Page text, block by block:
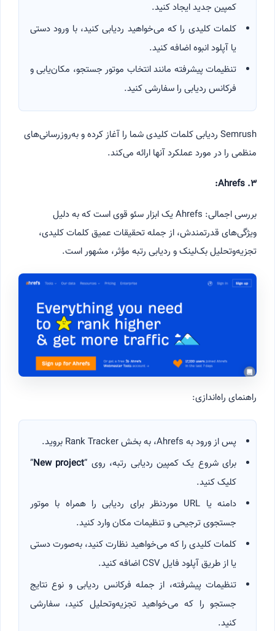
کمپین جدید ایجاد کنید.
کلمات کلیدی را که می‌خواهید ردیابی کنید، با ورود دستی
یا آپلود انبوه اضافه کنید.
تنظیمات پیشرفته مانند انتخاب موتور جستجو، مکان‌یابی و
فرکانس ردیابی را سفارشی کنید.
Semrush ردیابی کلمات کلیدی شما را آغاز کرده و به‌روزرسانی‌های
منظمی را در مورد عملکرد آنها ارائه می‌کند.
۳. Ahrefs:
بررسی اجمالی: Ahrefs یک ابزار سئو قوی است که به دلیل
ویژگی‌های قدرتمندش، از جمله تحقیقات عمیق کلمات کلیدی،
تجزیه‌وتحلیل بک‌لینک و ردیابی رتبه مؤثر، مشهور است.
راهنمای راه‌اندازی:
پس از ورود به Ahrefs، به بخش Rank Tracker بروید.
برای شروع یک کمپین ردیابی رتبه، روی “New project
”
کلیک کنید.
دامنه یا URL موردنظر برای ردیابی را همراه با موتور
جستجوی ترجیحی و تنظیمات مکان وارد کنید.
کلمات کلیدی را که می‌خواهید نظارت کنید، به‌صورت دستی
یا از طریق آپلود فایل CSV اضافه کنید.
تنظیمات پیشرفته، از جمله فرکانس ردیابی و نوع نتایج
جستجو را که می‌خواهید تجزیه‌وتحلیل کنید، سفارشی
کنید.